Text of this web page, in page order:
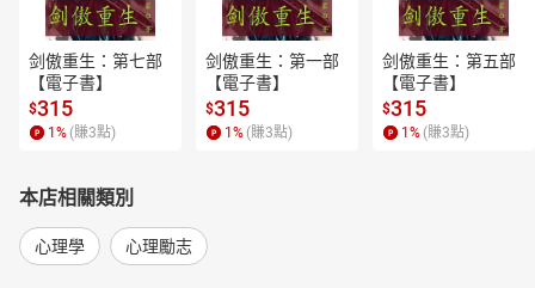
21世紀，我們更懂愛了嗎？
** 《痛》**
什麼是「痛」？我們很常假定所有人都知道這個問題的答案。
疼痛的存在直覺上似乎能被隱約理解，但實際上（尤其是對醫學
界），痛是個神祕又令人挫敗的謎團。
絡。
21世紀，我們不只該從生理學角度認識疼痛，也該思考我們是
如何理解疼痛、理解他人的疼痛，以至於思考我們看待疼痛、苦
剑傲重生：第七部
【電子書】
$315
1 % (賺3點)
剑傲重生：第一部
【電子書】
$315
1 % (賺3點)
剑傲重生：第五部
【電子書】
$315
1 % (賺3點)
本店相關類別
心理學 心理勵志